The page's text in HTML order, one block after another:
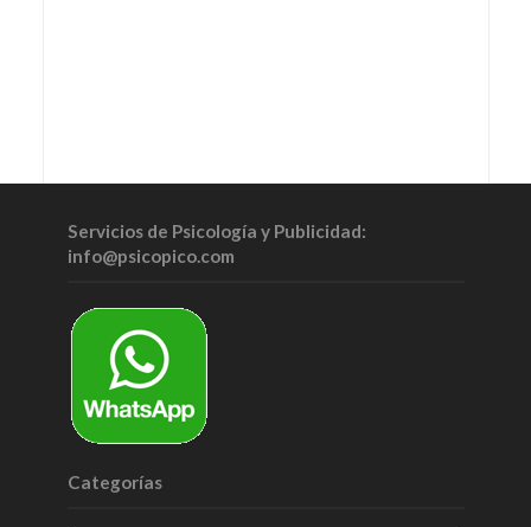
Servicios de Psicología y Publicidad:
info@psicopico.com
Categorías